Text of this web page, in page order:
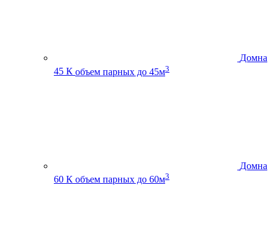
Домна
45 К объем парных до 45м3
Домна
60 К объем парных до 60м3